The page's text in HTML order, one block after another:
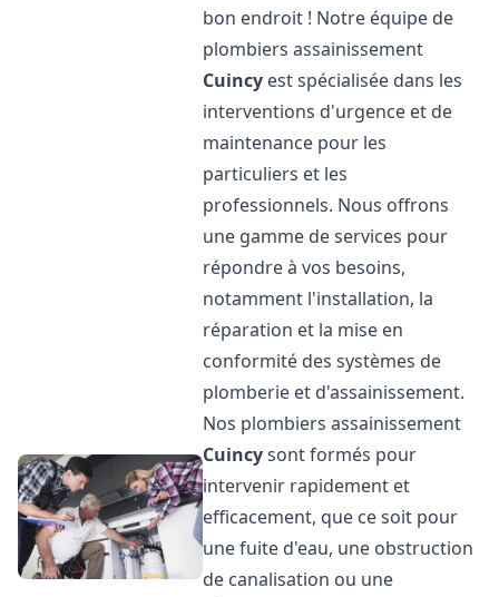
bon endroit ! Notre équipe de
plombiers assainissement
Cuincy est spécialisée dans les
interventions d'urgence et de
maintenance pour les
particuliers et les
professionnels. Nous offrons
une gamme de services pour
répondre à vos besoins,
notamment l'installation, la
réparation et la mise en
conformité des systèmes de
plomberie et d'assainissement.
Nos plombiers assainissement
Cuincysont formés pour
intervenir rapidement et
efficacement, que ce soit pour
une fuite d'eau, une obstruction
de canalisation ou une